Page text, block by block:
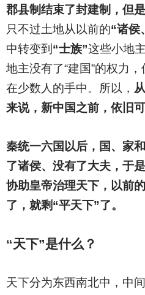
郡县制结束了封建制，但
只不过土地从以前的“诸侯
中转变到 “士族”这些小地
地主没有了“建国”的权力
在少数人的手中。所以，
来说，新中国之前，依旧
秦统一六国以后，国、家
了诸侯、没有了大夫，于
协助皇帝治理天下，以前
了，就剩“平天下”了。
“天下”是什么？
天下分为东西南北中，中